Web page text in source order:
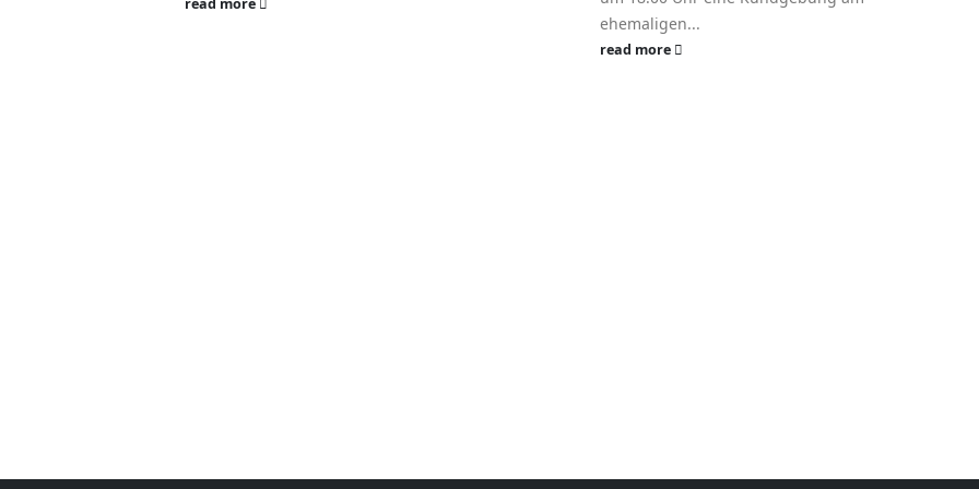
ehemaligen...
read more